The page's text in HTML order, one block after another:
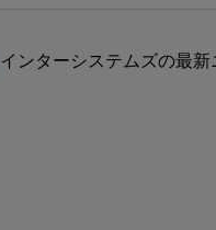
インターシステムズの最